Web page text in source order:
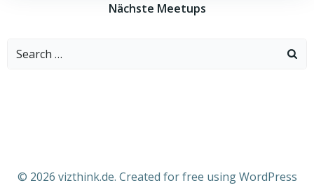
Nächste Meetups
Search
© 2026 vizthink.de. Created for free using WordPress